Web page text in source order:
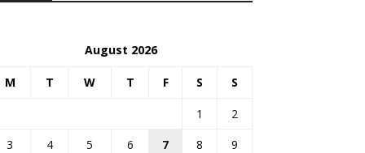
August 2026
M T W T F S S
1
2
3
4 5 6 7 8
9